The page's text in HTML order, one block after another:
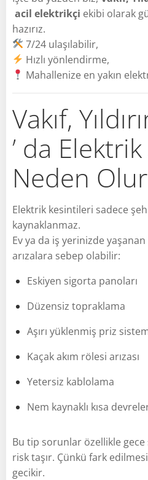
acil elektrikçi ekibi olarak
hazırız.
7/24 ulaşılabilir,
Hızlı yönlendirme,
Mahallenize en yakın
Vakıf,
’ da Elektrik
Neden
Elektrik kesintileri sadece
kaynaklanmaz.
Ev ya da iş yerinizde
arızalara sebep olabilir:
Eskiyen sigorta panoları
Düzensiz topraklama
Aşırı yüklenmiş priz
Kaçak akım rölesi arızası
Yetersiz kablolama
Nem kaynaklı kısa
Bu tip sorunlar özellikle
risk taşır. Çünkü fark
gecikir.